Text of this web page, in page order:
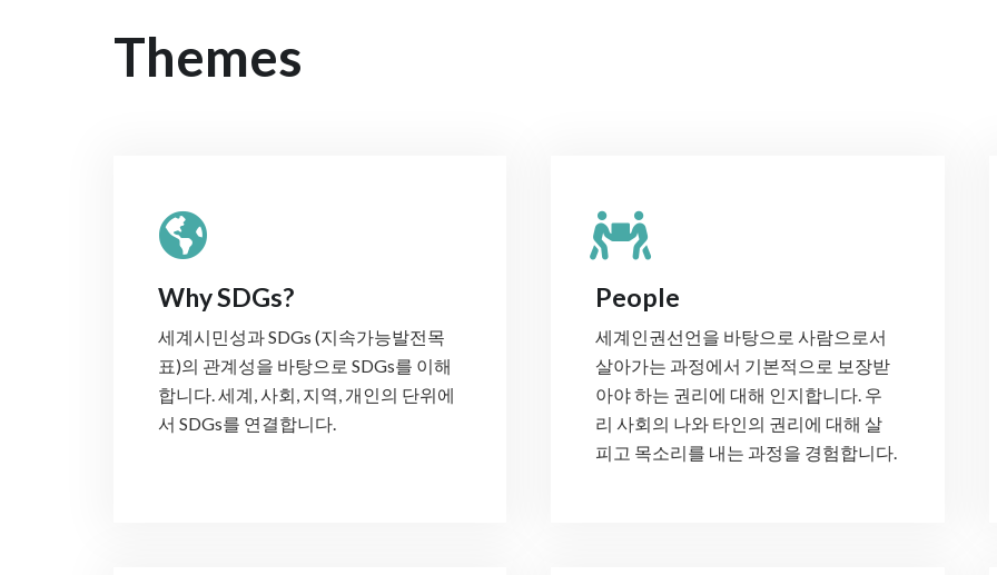
Themes
Why SDGs?
세계시민성과 SDGs (지속가능발전목
표)의 관계성을 바탕으로 SDGs를 이해
합니다. 세계, 사회, 지역, 개인의 단위에
서 SDGs를 연결합니다.
People
세계인권선언을 바탕으로 사람으로서
살아가는 과정에서 기본적으로 보장받
아야 하는 권리에 대해 인지합니다. 우
리 사회의 나와 타인의 권리에 대해 살
피고 목소리를 내는 과정을 경험합니다.